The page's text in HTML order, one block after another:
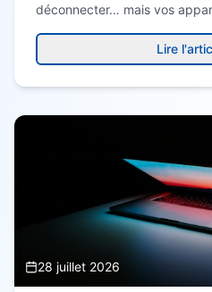
Besoin d'aide
Intervention rapide à
déconnecter… mais vos
Lire
28 juillet 2026